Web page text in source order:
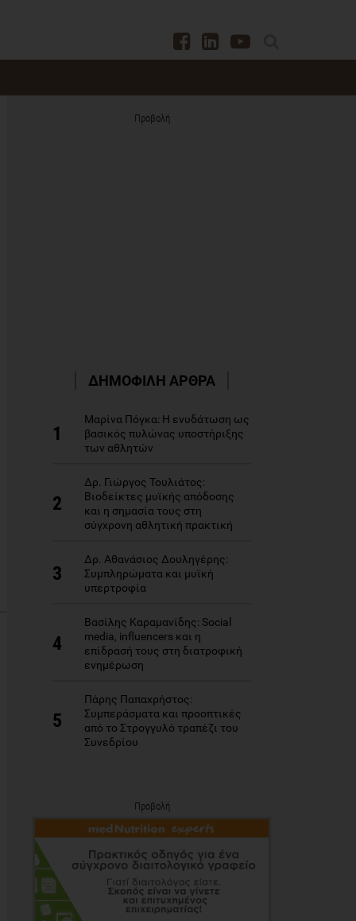
Προβολή
ΔΗΜΟΦΙΛΗ ΑΡΘΡΑ
1
Μαρίνα Πόγκα: Η ενυδάτωση ως
βασικός πυλώνας υποστήριξης
των αθλητών
2
Δρ. Γιώργος Τουλιάτος:
Βιοδείκτες μυϊκής απόδοσης
και η σημασία τους στη
σύγχρονη αθλητική πρακτική
3
Δρ. Αθανάσιος Δουληγέρης:
Συμπληρώματα και μυϊκή
υπερτροφία
4
Βασίλης Καραμανίδης: Social
media, influencers και η
επίδρασή τους στη διατροφική
ενημέρωση
5
Πάρης Παπαχρήστος:
Συμπεράσματα και προοπτικές
από το Στρογγυλό τραπέζι του
Συνεδρίου
Προβολή